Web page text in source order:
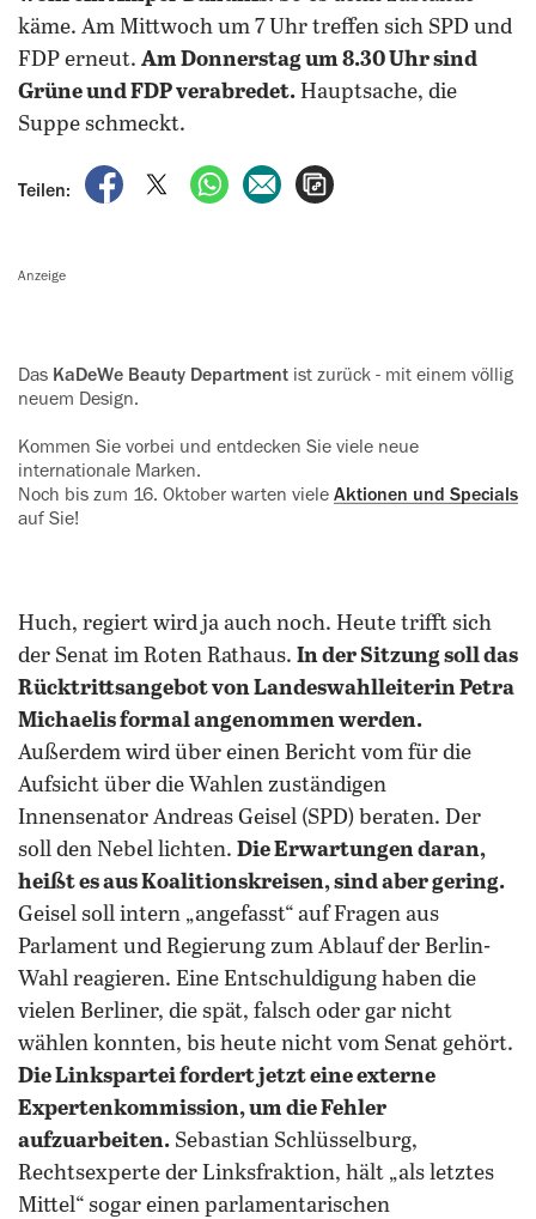
käme. Am Mittwoch um 7 Uhr treffen sich SPD und
FDP erneut. Am Donnerstag um 8.30 Uhr sind
Grüne und FDP verabredet. Hauptsache, die
Suppe schmeckt.
Teilen:
auf Facebook teilen
auf X teilenper WhatsApp teilen
per E-Mail teilen
Anzeige
Das KaDeWe Beauty Department ist zurück - mit einem völlig
neuem Design.
Kommen Sie vorbei und entdecken Sie viele neue
internationale Marken.
Noch bis zum 16. Oktober warten viele Aktionen und Specials
auf Sie!
Huch, regiert wird ja auch noch. Heute trifft sich
der Senat im Roten Rathaus. In der Sitzung soll das
Rücktrittsangebot von Landeswahlleiterin Petra
Michaelis formal angenommen werden.
Außerdem wird über einen Bericht vom für die
Aufsicht über die Wahlen zuständigen
Innensenator Andreas Geisel (SPD) beraten. Der
soll den Nebel lichten. Die Erwartungen daran,
heißt es aus Koalitionskreisen, sind aber gering.
Geisel soll intern „angefasst“ auf Fragen aus
Parlament und Regierung zum Ablauf der Berlin-
Wahl reagieren. Eine Entschuldigung haben die
vielen Berliner, die spät, falsch oder gar nicht
wählen konnten, bis heute nicht vom Senat gehört.
Die Linkspartei fordert jetzt eine externe
Expertenkommission, um die Fehler
aufzuarbeiten. Sebastian Schlüsselburg,
Rechtsexperte der Linksfraktion, hält „als letztes
Mittel“ sogar einen parlamentarischen